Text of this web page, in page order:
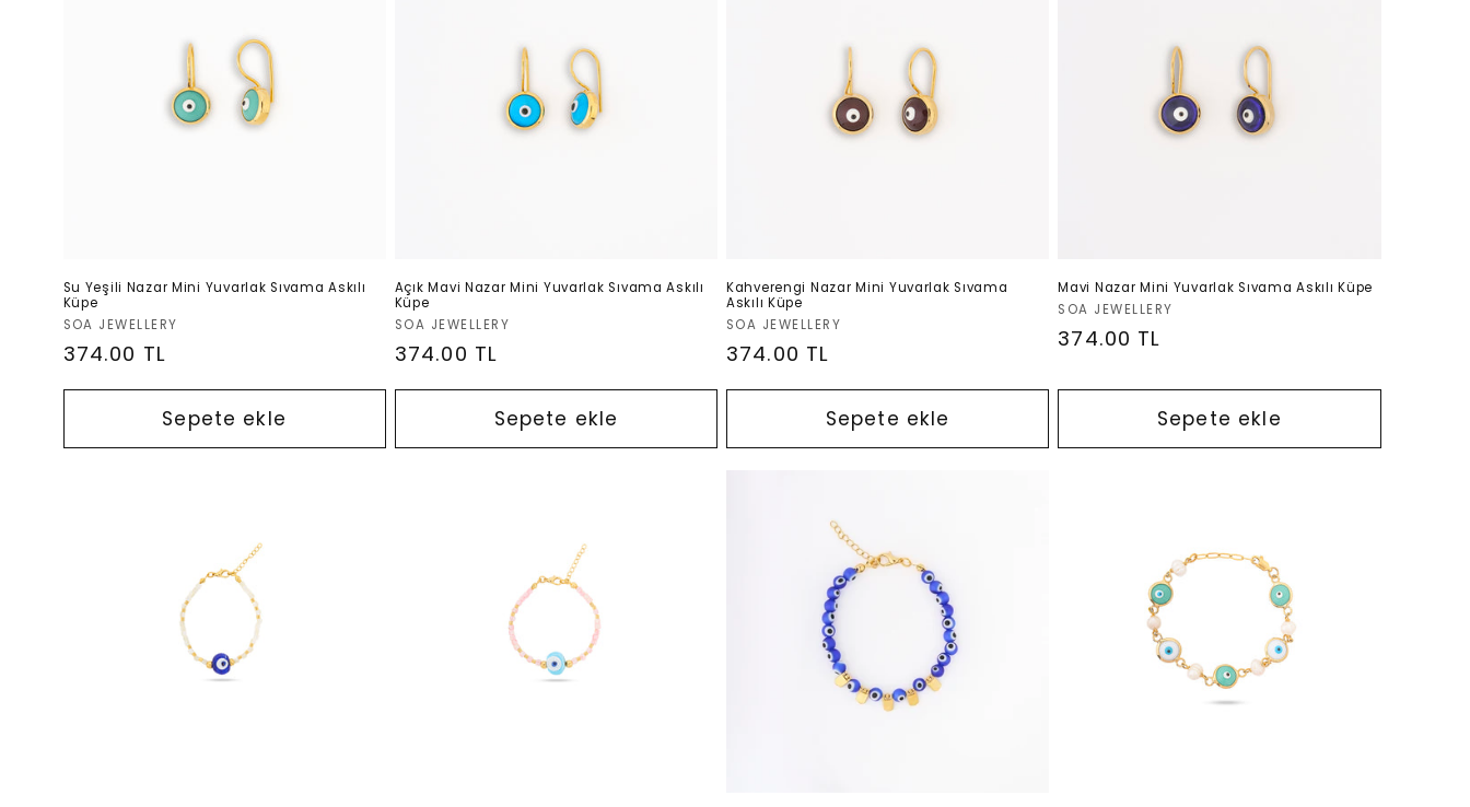
Su Yeşili Nazar Mini Yuvarlak Sıvama Askılı
Küpe
Satıcı:
SOA JEWELLERY
Normal
374.00 TL
Sepete ekle
Açık Mavi Nazar Mini Yuvarlak Sıvama Askılı
Küpe
Satıcı:
SOA JEWELLERY
Normal
374.00 TL
Sepete ekle
Kahverengi Nazar Mini Yuvarlak Sıvama
Askılı Küpe
Satıcı:
SOA JEWELLERY
Normal
374.00 TL
Sepete ekle
Mavi Nazar Mini Yuvarlak Sıvama Askılı Küpe
Satıcı:
SOA JEWELLERY
Normal
374.00 TL
Sepete ekle